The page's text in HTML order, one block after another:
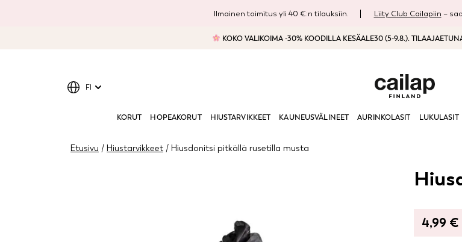
Ilmainen toimitus yli 40 €:n tilauksiin. Liity Club Cailapiin –
KOKO VALIKOIMA -30% KOODILLA KESÄALE30 (5-9.8.).
KORUT HOPEAKORUT HIUSTARVIKKEET KAUNEUSVÄLINEET AURINKOLASIT LUKULASIT
FI
Etusivu / Hiustarvikkeet / Hiusdonitsi pitkällä rusetilla musta
4,99 €